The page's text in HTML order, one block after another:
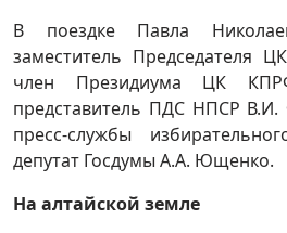
В поездке Павла
заместитель Председателя
член Президиума ЦК
представитель ПДС НПСР В.И.
пресс-службы
депутат Госдумы А.А. Ющенко.
На алтайской земле